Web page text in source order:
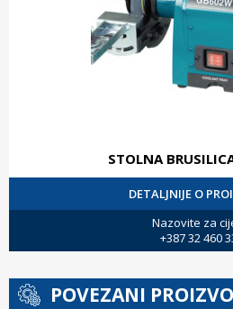
STOLNA
DETALJNIJE O
Nazovite za
+387 32 460
POVEZANI